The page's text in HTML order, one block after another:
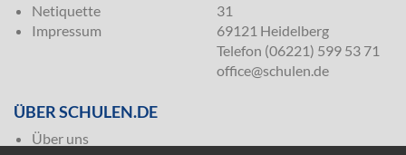
Netiquette
Impressum
31
69121 Heidelberg
Telefon (06221) 599 53 71
office@schulen.de
ÜBER SCHULEN.DE
Über uns